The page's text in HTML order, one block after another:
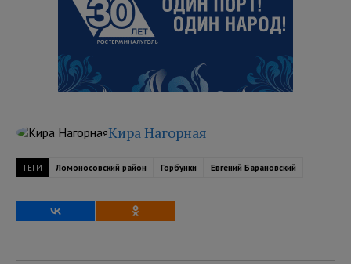
Кира Нагорная
ТЕГИ Ломоносовский район Горбунки Евгений Барановский